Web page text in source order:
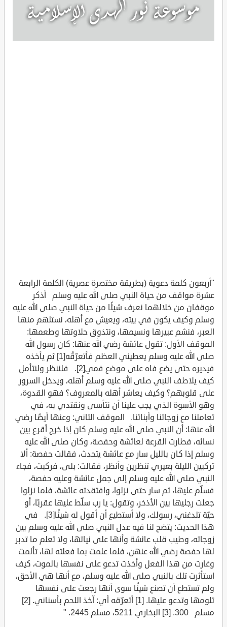
"أربعون كلمة دعوية (بطريقة مختصرة عصرية) الكلمة الرابعة
عشرة مواقف من حياة النبي صلى الله عليه وسلم أذكر
موقفان من خلالهما نعرف شيئًا من حياة النبي صلى الله عليه
وسلم وكيف يكون في بيته، ويعيش مع أهله، نستلهم منها
العبر، فنشم عبيرها ونسيمها، ونتذوق حلاوتها وطعمها:
الموقف الأول: تقول عائشة رضي الله عنها: كان رسول الله
صلى الله عليه وسلم يعطيني العظم فأتعرّقُه[1] ثم يأخذه
فيديره حتى يضع فاه على موضع فمي[2]. فلننظر ولنتأمل
كيف يلاطف النبي صلى الله عليه وسلم أهله، ويدخل السرور
على قلوبهم؟ وكيف يعاشر أهله بالمعروف؟ فهو القدوة،
وهو الأسوة الذي يجب علينا أن نتأسى ونقتدي به، في
تعاملنا مع زوجاتنا وأبنائنا. الموقف الثاني: وعنها أيضًا رضي
الله عنها: أن النبي صلى الله عليه وسلم كان إذا خرج أقرع بين
نسائه، فطارت القرعة لعائشة وحفصة، وكان صلى الله عليه
وسلم إذا كان بالليل سار مع عائشة يتحدث، فقالت حفصة: ألا
تركبين الليلة بعيري تنظرين وأنظر، فقالت: بلى، فركبت، فجاء
النبي صلى الله عليه وسلم إلى جمل عائشة وعليه حفصة،
فسلّم عليها، ثم سار حتى نزلوا، وافتقدته عائشة، فلما نزلوا
جعلت رجليها بين الأذخر، وتقول: يا رب سلّط عليها عقربًا، أو
حيّة تلدغني، رسولك، ولا أستطيع أن أقول له شيئًا[3]. في
هذا الحديث: يتضح لنا فيه عدل النبي صلى الله عليه وسلم بين
زوجاته، وطيب قلب عائشة وأنها على نياتها، ولا تعلم ما تدبر
لها حفصة رضي الله عنهن، فلما علمت بما فعلته لها، تألمت
وغارت من هذا الفعل وأخذت تدعو على نفسها بالموت، كيف
استأثرت تلك بالنبي صلى الله عليه وسلم، مع أنها هي الأحق،
ولم تستطع أن تصنع شيئًا سوى أنها رجعت على نفسها
تلومها وتدعو عليها. [1] أتعرّقه أي: آخذ اللحم بأسناني. [2]
مسلم 300. [3] البخاري 5211، مسلم 2445. "